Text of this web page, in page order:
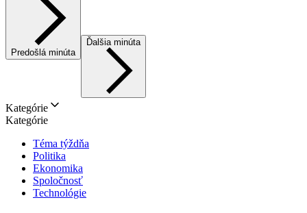
Predošlá minúta
Ďalšia minúta
Kategórie
Kategórie
Téma týždňa
Politika
Ekonomika
Spoločnosť
Technológie